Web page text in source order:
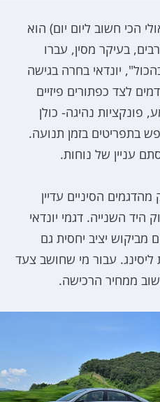
הכי חשוב ליום יום) הוא
בעיקר מסין, עברו
יונדאי בחרה בגישה
לצד כפתורים פיזיים
פונקציות נהיגה- כולן
בתפריטים בזמן תנועה.
עניין של נוחות.
הסיניים עדיין
היד השנייה. דגמי יונדאי
מביקוש יציב יחסית גם
ליסינג. עבור מי שחושב צעד
ממחיר הרכישה.